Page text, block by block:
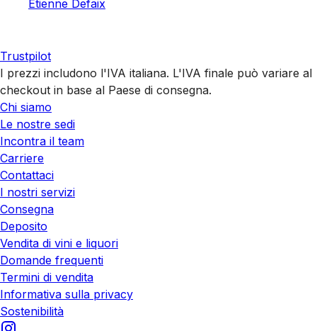
Etienne Defaix
Trustpilot
I prezzi includono l'IVA italiana. L'IVA finale può variare al
checkout in base al Paese di consegna.
Chi siamo
Le nostre sedi
Incontra il team
Carriere
Contattaci
I nostri servizi
Consegna
Deposito
Vendita di vini e liquori
Domande frequenti
Termini di vendita
Informativa sulla privacy
Sostenibilità